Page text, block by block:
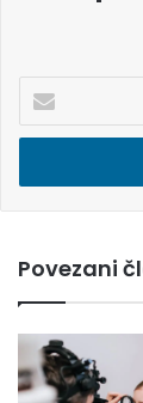
e
i
e
a
a
d
r
Povezani